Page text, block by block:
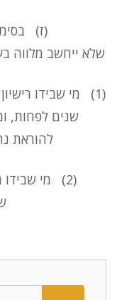
(ז)
שלא ייחשב מלווה
(1) מי שבידו
שנים לפחות,
להוראת
(2) מי שבידו